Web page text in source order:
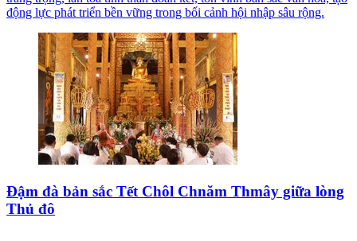
động lực phát triển bền vững trong bối cảnh hội nhập sâu rộng.
Đậm đà bản sắc Tết Chôl Chnăm Thmây giữa lòng
Thủ đô